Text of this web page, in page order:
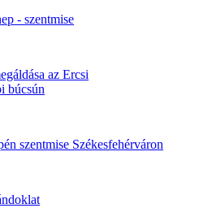
- szentmise
az Ercsi
búcsún
szentmise Székesfehérváron